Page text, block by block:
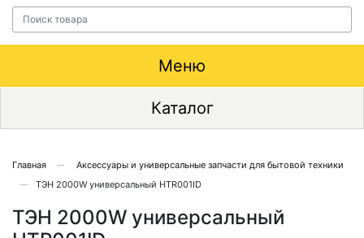
Меню
Каталог
Главная
Аксессуары и универсальные запчасти для бытовой техники
ТЭН 2000W универсальный HTR001ID
ТЭН 2000W универсальный